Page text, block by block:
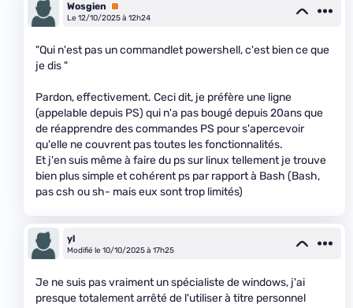
Wosgien
Premium
Le 12/10/2025 à 12h24
"Qui n'est pas un commandlet powershell, c'est bien ce que
je dis "
Pardon, effectivement. Ceci dit, je préfère une ligne
(appelable depuis PS) qui n'a pas bougé depuis 20ans que
de réapprendre des commandes PS pour s'apercevoir
qu'elle ne couvrent pas toutes les fonctionnalités.
Et j'en suis même à faire du ps sur linux tellement je trouve
bien plus simple et cohérent ps par rapport à Bash (Bash,
pas csh ou sh- mais eux sont trop limités)
yl
Modifié le 10/10/2025 à 17h25
Je ne suis pas vraiment un spécialiste de windows, j'ai
presque totalement arrêté de l'utiliser à titre personnel